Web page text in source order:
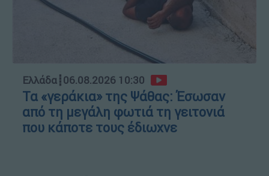
Ελλάδα┋06.08.2026 10:30
Τα «γεράκια» της Ψάθας: Έσωσαν
από τη μεγάλη φωτιά τη γειτονιά
που κάποτε τους έδιωχνε